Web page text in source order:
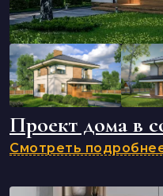
Проект дома в
Смотреть